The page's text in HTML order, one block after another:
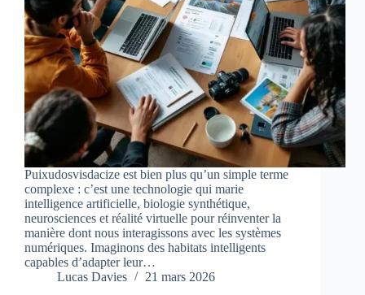
Puixudosvisdacize est bien plus qu’un simple terme
complexe : c’est une technologie qui marie
intelligence artificielle, biologie synthétique,
neurosciences et réalité virtuelle pour réinventer la
manière dont nous interagissons avec les systèmes
numériques. Imaginons des habitats intelligents
capables d’adapter leur…
Lucas Davies
21 mars 2026